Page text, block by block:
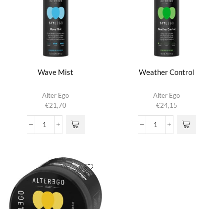
Wave Mist
Alter Ego
€21,70
Wave
Weather Control
Alter Ego
€24,15
Weather